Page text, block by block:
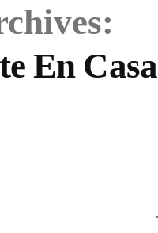
En Casa